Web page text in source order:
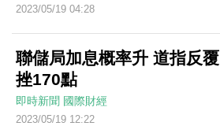
2023/05/19 04:28
聯儲局加息概率升 道指反覆
挫170點
即時新聞 國際財經
2023/05/19 12:22